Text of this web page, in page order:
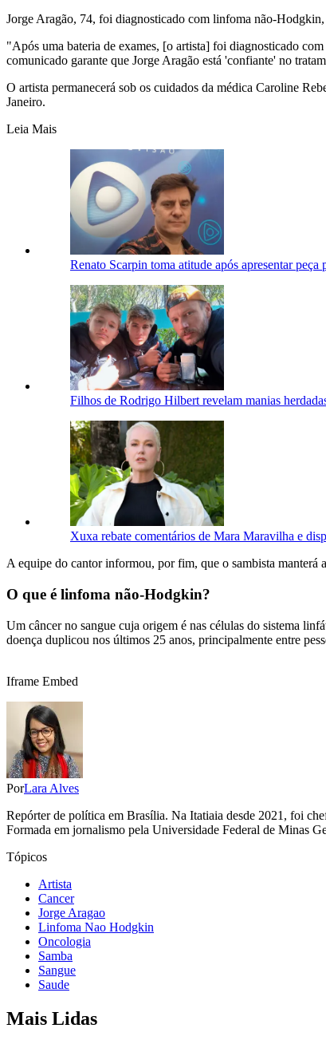
Jorge Aragão, 74, foi diagnosticado com linfoma não-
"Após uma bateria de exames, [o artista] foi diagnosticado
comunicado garante que Jorge Aragão está 'confiante' no
O artista permanecerá sob os cuidados da médica Caroline
Janeiro.
Leia Mais
Renato Scarpin toma atitude após apresentar peça
Filhos de Rodrigo Hilbert revelam manias
Xuxa rebate comentários de Mara Maravilha e
A equipe do cantor informou, por fim, que o sambista manterá
O que é linfoma não-Hodgkin?
Um câncer no sangue cuja origem é nas células do sistema
doença duplicou nos últimos 25 anos, principalmente entre
Iframe Embed
PorLara Alves
Repórter de política em Brasília. Na Itatiaia desde 2021, foi
Formada em jornalismo pela Universidade Federal de Minas
Tópicos
Artista
Cancer
Jorge Aragao
Linfoma Nao Hodgkin
Oncologia
Samba
Sangue
Saude
Mais Lidas